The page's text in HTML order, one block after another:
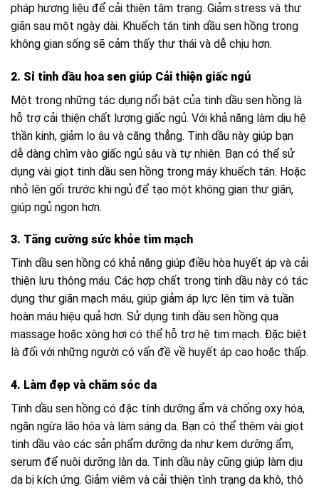
pháp hương liệu để cải thiện tâm trạng. Giảm stress và thư
giãn sau một ngày dài. Khuếch tán tinh dầu sen hồng trong
không gian sống sẽ cảm thấy thư thái và dễ chịu hơn.
2. Sỉ tinh dầu hoa sen giúp Cải thiện giấc ngủ
Một trong những tác dụng nổi bật của tinh dầu sen hồng là
hỗ trợ cải thiện chất lượng giấc ngủ. Với khả năng làm dịu hệ
thần kinh, giảm lo âu và căng thẳng. Tinh dầu này giúp bạn
dễ dàng chìm vào giấc ngủ sâu và tự nhiên. Bạn có thể sử
dụng vài giọt tinh dầu sen hồng trong máy khuếch tán. Hoặc
nhỏ lên gối trước khi ngủ để tạo một không gian thư giãn,
giúp ngủ ngon hơn.
3. Tăng cường sức khỏe tim mạch
Tinh dầu sen hồng có khả năng giúp điều hòa huyết áp và cải
thiện lưu thông máu. Các hợp chất trong tinh dầu này có tác
dụng thư giãn mạch máu, giúp giảm áp lực lên tim và tuần
hoàn máu hiệu quả hơn. Sử dụng tinh dầu sen hồng qua
massage hoặc xông hơi có thể hỗ trợ hệ tim mạch. Đặc biệt
là đối với những người có vấn đề về huyết áp cao hoặc thấp.
4. Làm đẹp và chăm sóc da
Tinh dầu sen hồng có đặc tính dưỡng ẩm và chống oxy hóa,
ngăn ngừa lão hóa và làm sáng da. Bạn có thể thêm vài giọt
tinh dầu vào các sản phẩm dưỡng da như kem dưỡng ẩm,
serum để nuôi dưỡng làn da. Tinh dầu này cũng giúp làm dịu
da bị kích ứng. Giảm viêm và cải thiện tình trạng da khô, thô